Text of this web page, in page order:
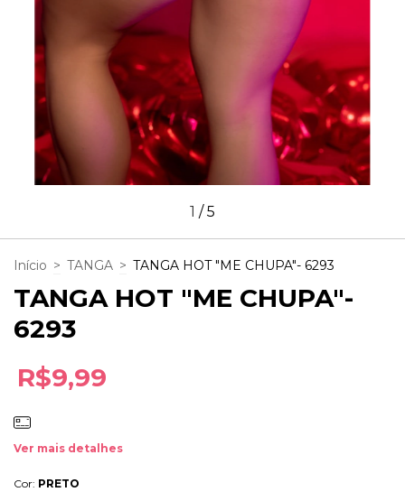
1 /5
Início > TANGA > TANGA HOT "ME CHUPA"- 6293
TANGA HOT "ME CHUPA"-
6293
R$9,99
Ver mais detalhes
Cor: PRETO